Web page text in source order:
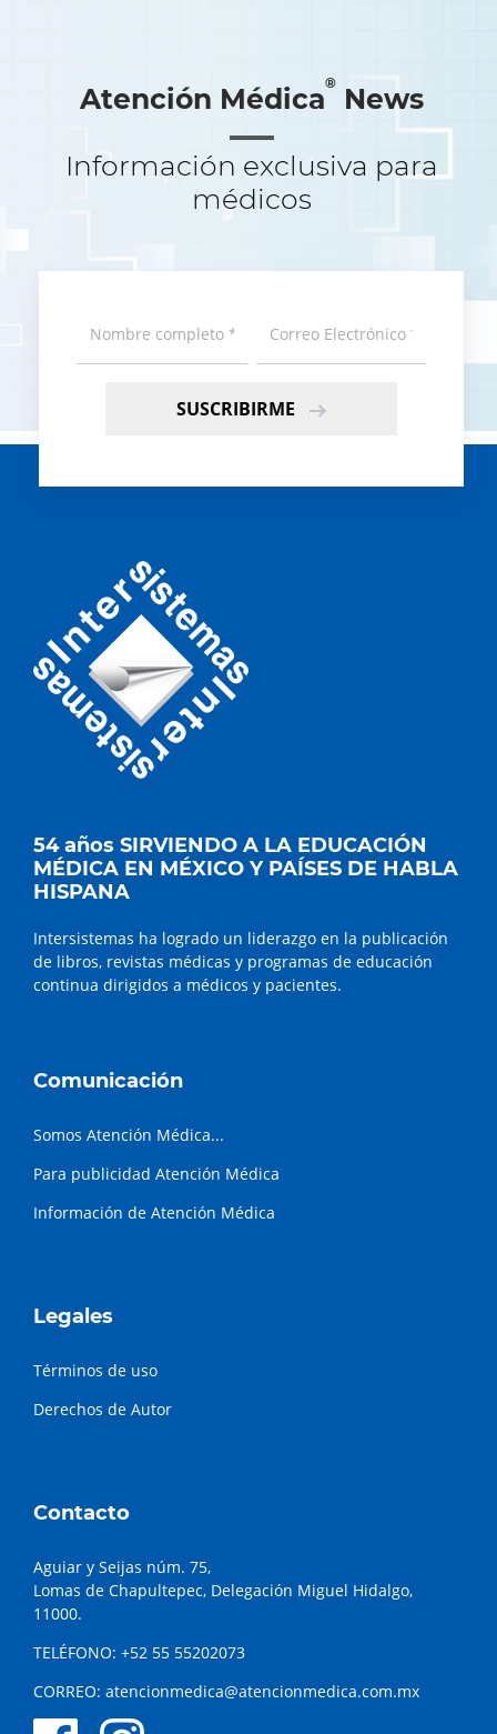
Atención Médica® News
Información exclusiva para
médicos
SUSCRIBIRME
54 años SIRVIENDO A LA EDUCACIÓN
MÉDICA EN MÉXICO Y PAÍSES DE HABLA
HISPANA
Intersistemas ha logrado un liderazgo en la publicación
de libros, revistas médicas y programas de educación
continua dirigidos a médicos y pacientes.
Comunicación
Somos Atención Médica...
Para publicidad Atención Médica
Información de Atención Médica
Legales
Términos de uso
Derechos de Autor
Contacto
Aguiar y Seijas núm. 75,
Lomas de Chapultepec, Delegación Miguel Hidalgo,
11000.
TELÉFONO: +52 55 55202073
CORREO: atencionmedica@atencionmedica.com.mx